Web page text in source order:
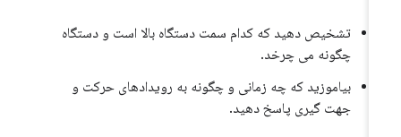
تشخیص دهید که کدام سمت دستگاه بالا است و دستگاه
چگونه می چرخد.
بیاموزید که چه زمانی و چگونه به رویدادهای حرکت و
جهت گیری پاسخ دهید.